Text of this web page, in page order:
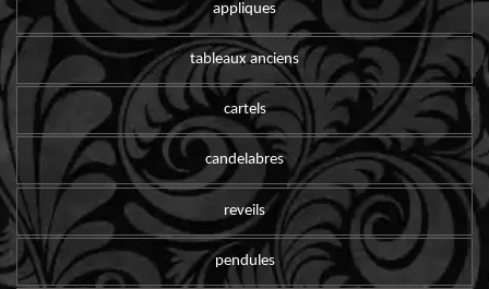
appliques
tableaux anciens
cartels
candelabres
reveils
pendules